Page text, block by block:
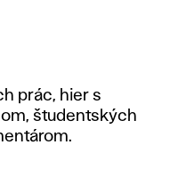
prác, hier s
študentských